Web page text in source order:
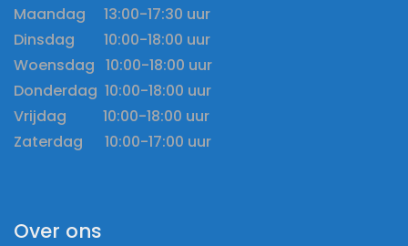
Maandag 13:00-17:30 uur
Dinsdag 10:00-18:00 uur
Woensdag 10:00-18:00 uur
Donderdag 10:00-18:00 uur
Vrijdag 10:00-18:00 uur
Zaterdag 10:00-17:00 uur
Over ons